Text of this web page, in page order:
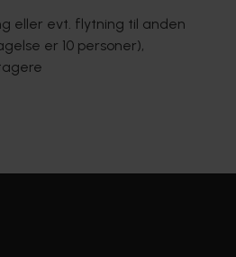
eller evt. flytning til anden
er 10 personer),